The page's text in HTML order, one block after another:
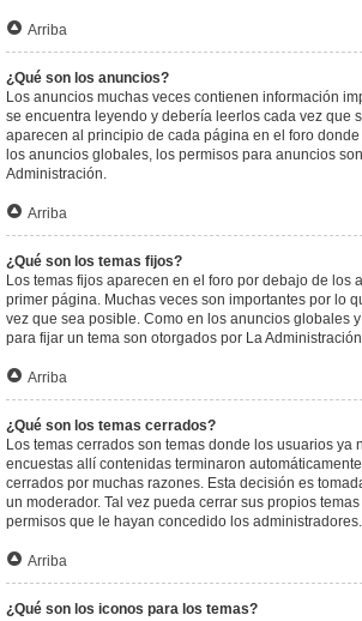
Arriba
¿Qué son los anuncios?
Los anuncios muchas veces contienen información
se encuentra leyendo y debería leerlos cada vez que
aparecen al principio de cada página en el foro
los anuncios globales, los permisos para anuncios
Administración.
Arriba
¿Qué son los temas fijos?
Los temas fijos aparecen en el foro por debajo de los
primer página. Muchas veces son importantes por lo
vez que sea posible. Como en los anuncios globales
para fijar un tema son otorgados por La
Arriba
¿Qué son los temas cerrados?
Los temas cerrados son temas donde los usuarios ya
encuestas allí contenidas terminaron
cerrados por muchas razones. Esta decisión es
un moderador. Tal vez pueda cerrar sus propios
permisos que le hayan concedido los administradores.
Arriba
¿Qué son los iconos para los temas?